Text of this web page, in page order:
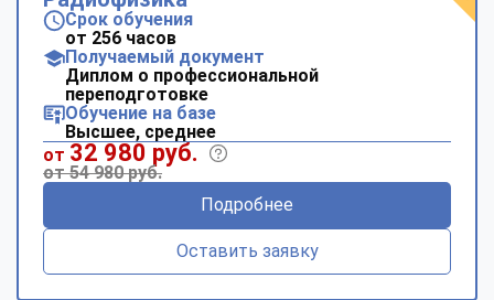
Срок обучения
от 256 часов
Получаемый документ
Диплом о профессиональной
переподготовке
Обучение на базе
Высшее, среднее
от 32 980 руб.
от 54 980 руб.
Подробнее
Оставить заявку